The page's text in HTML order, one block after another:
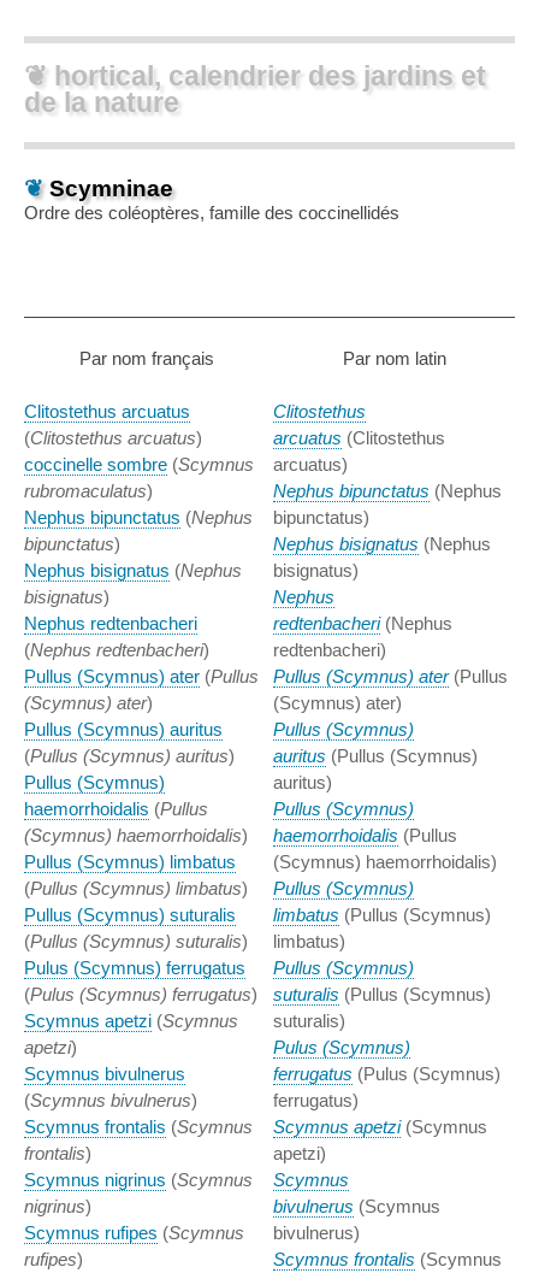
❦ hortical, calendrier des jardins et
de la nature
❦Scymninae
Ordre des coléoptères, famille des coccinellidés
Par nom français Par nom latin
Clitostethus arcuatus
(Clitostethus arcuatus)
coccinelle sombre (Scymnus
rubromaculatus)
Nephus bipunctatus (Nephus
bipunctatus)
Nephus bisignatus (Nephus
bisignatus)
Nephus redtenbacheri
(Nephus redtenbacheri)
Pullus (Scymnus) ater (Pullus
(Scymnus) ater)
Pullus (Scymnus) auritus
(Pullus (Scymnus) auritus)
Pullus (Scymnus)
haemorrhoidalis (Pullus
(Scymnus) haemorrhoidalis)
Pullus (Scymnus) limbatus
(Pullus (Scymnus) limbatus)
Pullus (Scymnus) suturalis
(Pullus (Scymnus) suturalis)
Pulus (Scymnus) ferrugatus
(Pulus (Scymnus) ferrugatus)
Scymnus apetzi (Scymnus
apetzi)
Scymnus bivulnerus
(Scymnus bivulnerus)
Scymnus frontalis (Scymnus
frontalis)
Scymnus nigrinus (Scymnus
nigrinus)
Scymnus rufipes (Scymnus
rufipes)
Clitostethus
arcuatus (Clitostethus
arcuatus)
Nephus bipunctatus (Nephus
bipunctatus)
Nephus bisignatus (Nephus
bisignatus)
Nephus
redtenbacheri (Nephus
redtenbacheri)
Pullus (Scymnus) ater (Pullus
(Scymnus) ater)
Pullus (Scymnus)
auritus (Pullus (Scymnus)
auritus)
Pullus (Scymnus)
haemorrhoidalis (Pullus
(Scymnus) haemorrhoidalis)
Pullus (Scymnus)
limbatus (Pullus (Scymnus)
limbatus)
Pullus (Scymnus)
suturalis (Pullus (Scymnus)
suturalis)
Pulus (Scymnus)
ferrugatus (Pulus (Scymnus)
ferrugatus)
Scymnus apetzi (Scymnus
apetzi)
Scymnus
bivulnerus (Scymnus
bivulnerus)
Scymnus frontalis (Scymnus